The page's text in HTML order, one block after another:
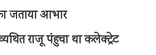
जताया आभार
राजू पंहुचा था कलेक्ट्रेट